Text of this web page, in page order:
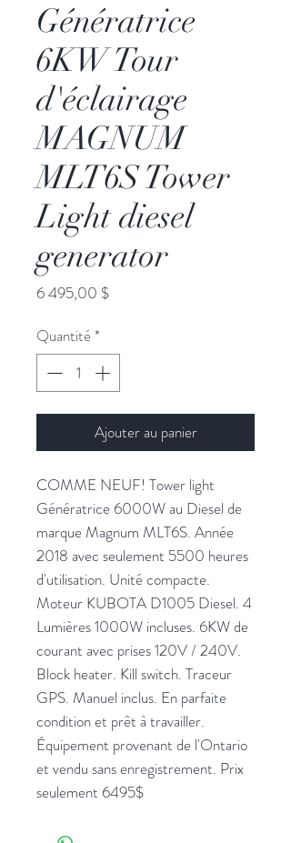
Génératrice
6KW Tour
d'éclairage
MAGNUM
MLT6S Tower
Light diesel
generator
6 495,00 $Prix
Quantité*
Ajouter au panier
COMME NEUF! Tower light
Génératrice 6000W au Diesel de
marque Magnum MLT6S. Année
2018 avec seulement 5500 heures
d'utilisation. Unité compacte.
Moteur KUBOTA D1005 Diesel. 4
Lumières 1000W incluses. 6KW de
courant avec prises 120V / 240V.
Block heater. Kill switch. Traceur
GPS. Manuel inclus. En parfaite
condition et prêt à travailler.
Équipement provenant de l'Ontario
et vendu sans enregistrement. Prix
seulement 6495$